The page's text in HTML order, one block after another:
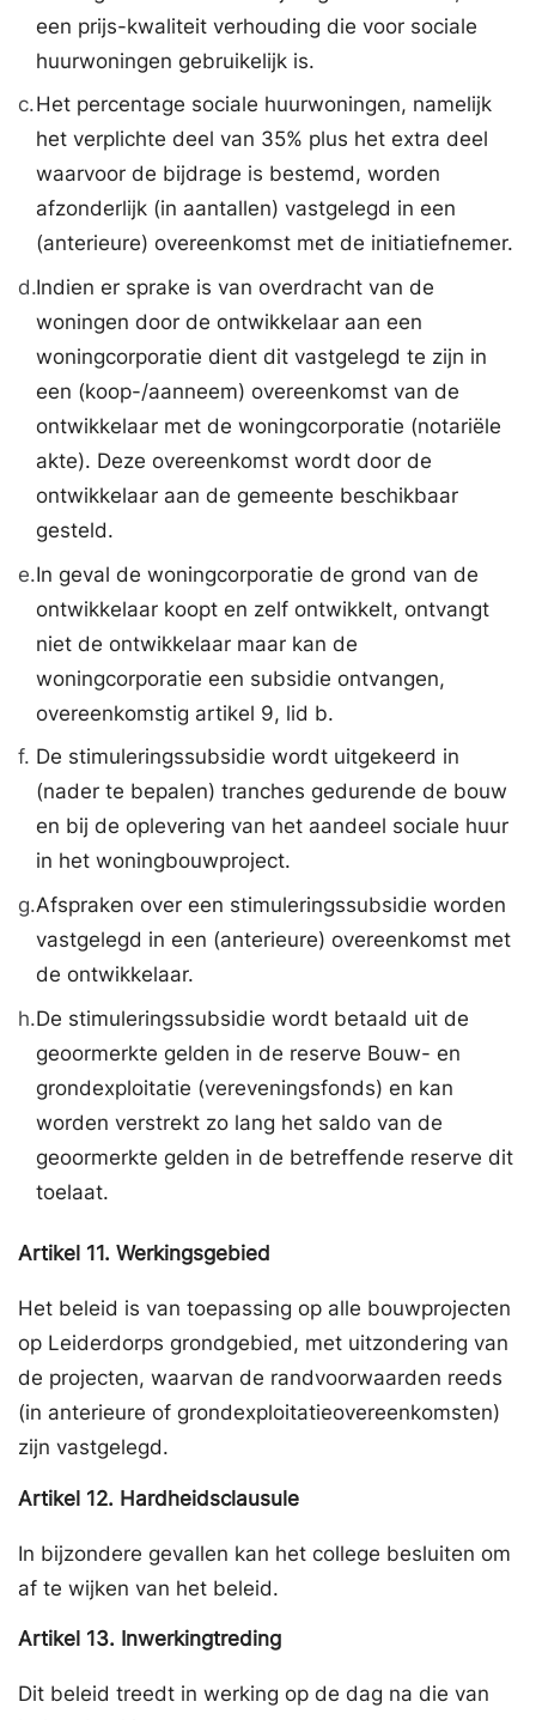
een prijs-kwaliteit verhouding die voor sociale
huurwoningen gebruikelijk is.
c.Het percentage sociale huurwoningen, namelijk
het verplichte deel van 35% plus het extra deel
waarvoor de bijdrage is bestemd, worden
afzonderlijk (in aantallen) vastgelegd in een
(anterieure) overeenkomst met de initiatiefnemer.
d.Indien er sprake is van overdracht van de
woningen door de ontwikkelaar aan een
woningcorporatie dient dit vastgelegd te zijn in
een (koop-/aanneem) overeenkomst van de
ontwikkelaar met de woningcorporatie (notariële
akte). Deze overeenkomst wordt door de
ontwikkelaar aan de gemeente beschikbaar
gesteld.
e.In geval de woningcorporatie de grond van de
ontwikkelaar koopt en zelf ontwikkelt, ontvangt
niet de ontwikkelaar maar kan de
woningcorporatie een subsidie ontvangen,
overeenkomstig artikel 9, lid b.
f. De stimuleringssubsidie wordt uitgekeerd in
(nader te bepalen) tranches gedurende de bouw
en bij de oplevering van het aandeel sociale huur
in het woningbouwproject.
g.Afspraken over een stimuleringssubsidie worden
vastgelegd in een (anterieure) overeenkomst met
de ontwikkelaar.
h.De stimuleringssubsidie wordt betaald uit de
geoormerkte gelden in de reserve Bouw- en
grondexploitatie (vereveningsfonds) en kan
worden verstrekt zo lang het saldo van de
geoormerkte gelden in de betreffende reserve dit
toelaat.
Artikel 11. Werkingsgebied
Het beleid is van toepassing op alle bouwprojecten
op Leiderdorps grondgebied, met uitzondering van
de projecten, waarvan de randvoorwaarden reeds
(in anterieure of grondexploitatieovereenkomsten)
zijn vastgelegd.
Artikel 12. Hardheidsclausule
In bijzondere gevallen kan het college besluiten om
af te wijken van het beleid.
Artikel 13. Inwerkingtreding
Dit beleid treedt in werking op de dag na die van